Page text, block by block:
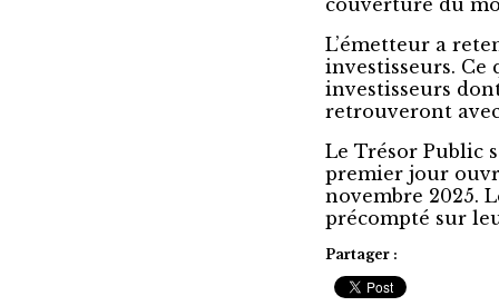
couverture du
L’émetteur a
investisseurs. Ce
investisseurs
retrouveront
Le Trésor Public
premier jour
novembre 2025.
précompté sur
Partager :